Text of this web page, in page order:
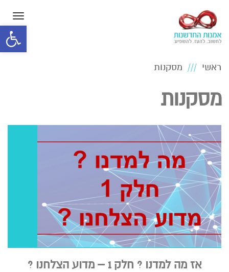
פתח
ראשי מסקנות
מסקנות
אז מה למדנו ? חלק 1 – מדוע הצלחנו ?